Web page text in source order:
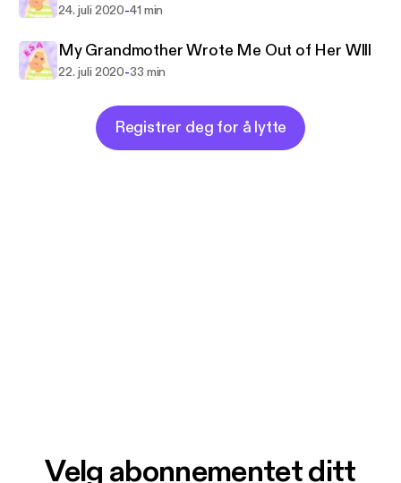
24. juli 2020-41 min
My Grandmother Wrote Me Out of Her Wlll
22. juli 2020-33 min
Registrer deg for å lytte
Velg abonnementet ditt